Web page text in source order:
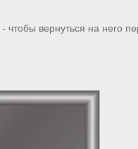
- чтобы вернуться на него